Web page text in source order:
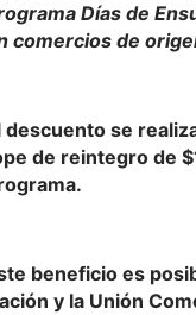
Días de
comercios de
descuento se
de reintegro de
beneficio es
y la Unión